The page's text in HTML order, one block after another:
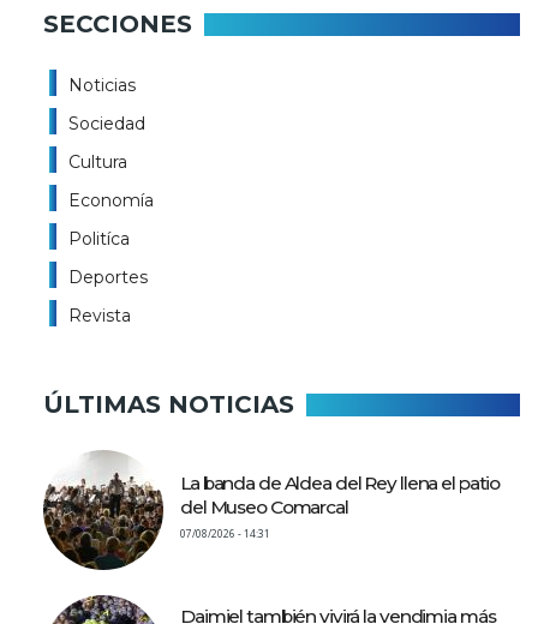
SECCIONES
Noticias
Sociedad
Cultura
Economía
Politíca
Deportes
Revista
ÚLTIMAS NOTICIAS
La banda de Aldea del Rey llena el patio
del Museo Comarcal
07/08/2026 - 14:31
Daimiel también vivirá la vendimia más